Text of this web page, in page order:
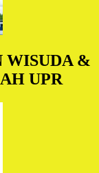
WISUDA &
UPR